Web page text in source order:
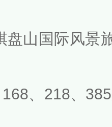
盘山国际风景
、218、